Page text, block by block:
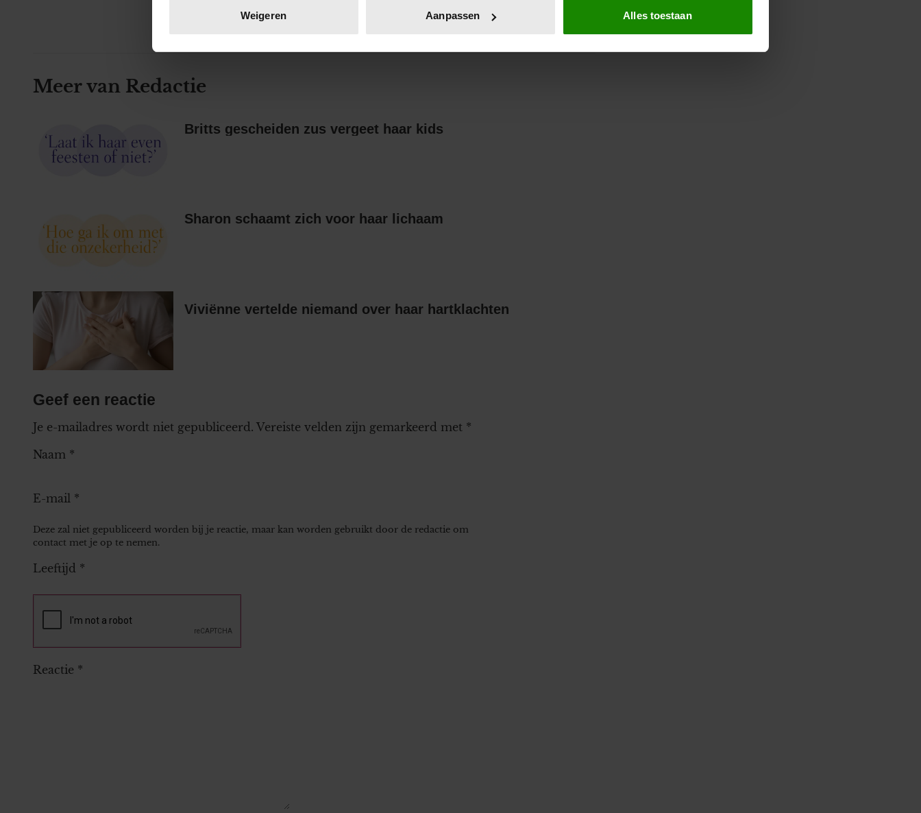
toestemming op elk moment wijzigen of intrekken in de Cookieverklaring.
media, adverteren en analyse. Deze partners kunnen deze gegevens combineren met andere informatie die u aan ze heeft
onze website blijft gebruiken.
Weigeren Aanpassen Alles toestaan
Meer van Redactie
Britts gescheiden zus vergeet haar kids
Sharon schaamt zich voor haar lichaam
Viviënne vertelde niemand over haar hartklachten
Geef een reactie
Je e-mailadres wordt niet gepubliceerd. Vereiste velden zijn gemarkeerd met *
Naam *
E-mail *
Deze zal niet gepubliceerd worden bij je reactie, maar kan worden gebruikt door de redactie om
contact met je op te nemen.
Leeftijd *
Reactie *